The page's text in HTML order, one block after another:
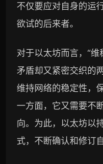
不仅要应对自身的运
欲试的后来者。
对于以太坊而言，“维
矛盾却又紧密交织的
维持网络的稳定性，
一方面，它又需要不
向。为此，以太坊以
式，不断确认和修订